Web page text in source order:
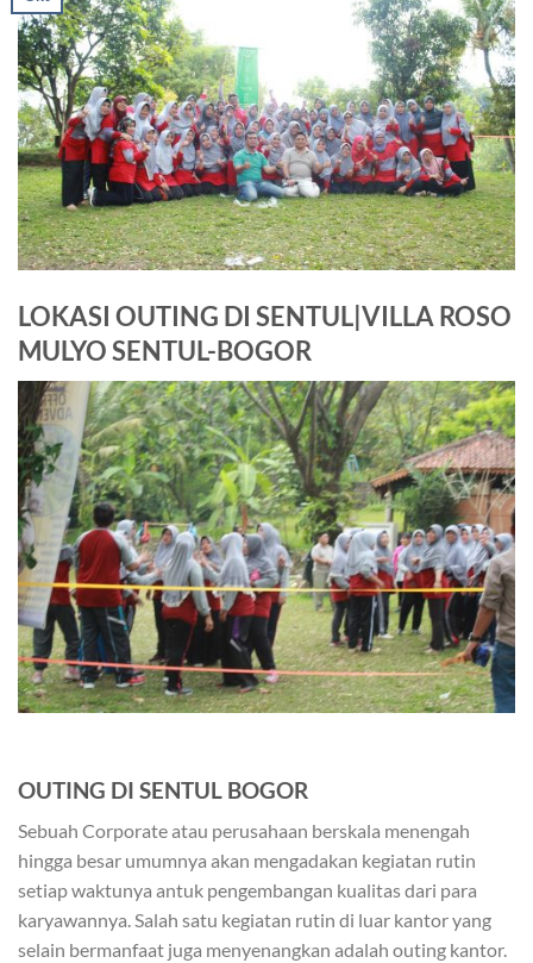
LOKASI OUTING DI SENTUL|VILLA ROSO
MULYO SENTUL-BOGOR
OUTING DI SENTUL BOGOR
Sebuah Corporate atau perusahaan berskala menengah
hingga besar umumnya akan mengadakan kegiatan rutin
setiap waktunya antuk pengembangan kualitas dari para
karyawannya. Salah satu kegiatan rutin di luar kantor yang
selain bermanfaat juga menyenangkan adalah outing kantor.